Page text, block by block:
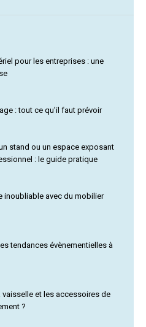
pour les entreprises : une
: tout ce qu’il faut prévoir
stand ou un espace exposant
: le guide pratique
inoubliable avec du mobilier
tendances évènementielles à
vaisselle et les accessoires de
?